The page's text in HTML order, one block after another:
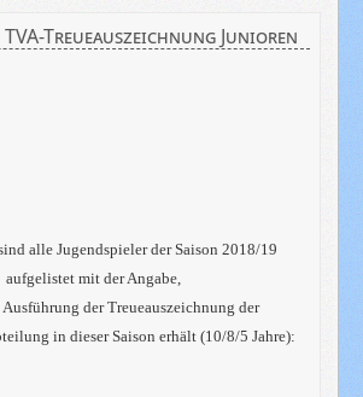
TVA-Treueauszeichnung Junioren
alle Jugendspieler der Saison 2018/19
aufgelistet mit der Angabe,
der Treueauszeichnung der
in dieser Saison erhält (10/8/5 Jahre):